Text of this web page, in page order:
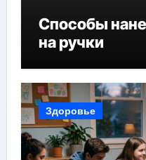
Способы
на ручки
Здоровье